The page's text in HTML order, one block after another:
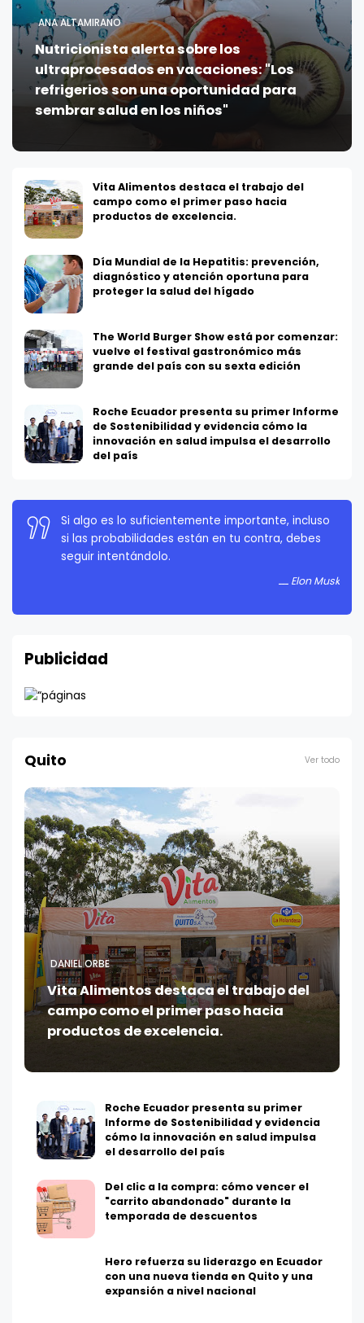
ANA ALTAMIRANO
Nutricionista alerta sobre los
ultraprocesados en vacaciones: "Los
refrigerios son una oportunidad para
sembrar salud en los niños"
Vita Alimentos destaca el trabajo del
campo como el primer paso hacia
productos de excelencia.
Día Mundial de la Hepatitis: prevención,
diagnóstico y atención oportuna para
proteger la salud del hígado
The World Burger Show está por comenzar:
vuelve el festival gastronómico más
grande del país con su sexta edición
Roche Ecuador presenta su primer Informe
de Sostenibilidad y evidencia cómo la
innovación en salud impulsa el desarrollo
del país
La persistencia es muy importante. No debes
rendirte a menos que estés obligado a rendirte.
Publicidad
Quito Ver todo
DANIEL ORBE
Vita Alimentos destaca el trabajo del
campo como el primer paso hacia
productos de excelencia.
Roche Ecuador presenta su primer
Informe de Sostenibilidad y evidencia
cómo la innovación en salud impulsa
el desarrollo del país
Del clic a la compra: cómo vencer el
"carrito abandonado" durante la
temporada de descuentos
Hero refuerza su liderazgo en Ecuador
con una nueva tienda en Quito y una
expansión a nivel nacional